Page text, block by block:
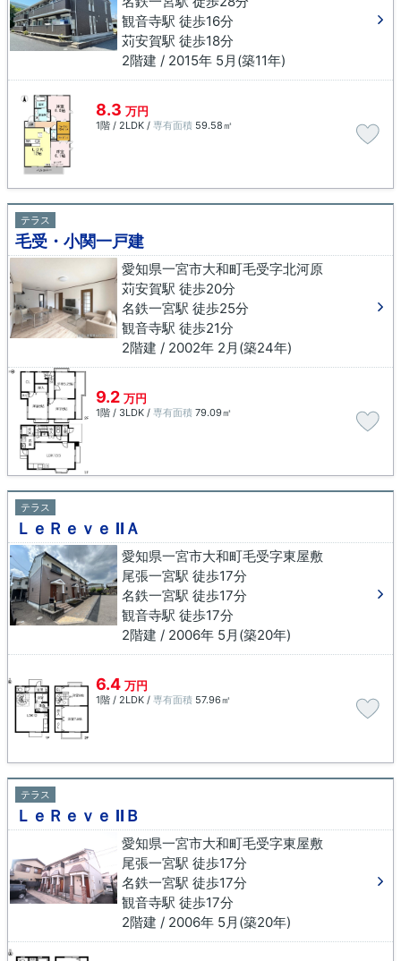
観音寺駅 徒歩16分
苅安賀駅 徒歩18分
2階建 / 2015年 5月(築11年)
8.3 万円
1階 / 2LDK / 専有面積 59.58㎡
テラス
毛受・小関一戸建
愛知県一宮市大和町毛受字北河原
苅安賀駅 徒歩20分
名鉄一宮駅 徒歩25分
観音寺駅 徒歩21分
2階建 / 2002年 2月(築24年)
9.2 万円
1階 / 3LDK / 専有面積 79.09㎡
テラス
ＬｅＲｅｖｅ ⅡＡ
愛知県一宮市大和町毛受字東屋敷
尾張一宮駅 徒歩17分
名鉄一宮駅 徒歩17分
観音寺駅 徒歩17分
2階建 / 2006年 5月(築20年)
6.4 万円
1階 / 2LDK / 専有面積 57.96㎡
テラス
ＬｅＲｅｖｅ ⅡＢ
愛知県一宮市大和町毛受字東屋敷
尾張一宮駅 徒歩17分
名鉄一宮駅 徒歩17分
観音寺駅 徒歩17分
2階建 / 2006年 5月(築20年)